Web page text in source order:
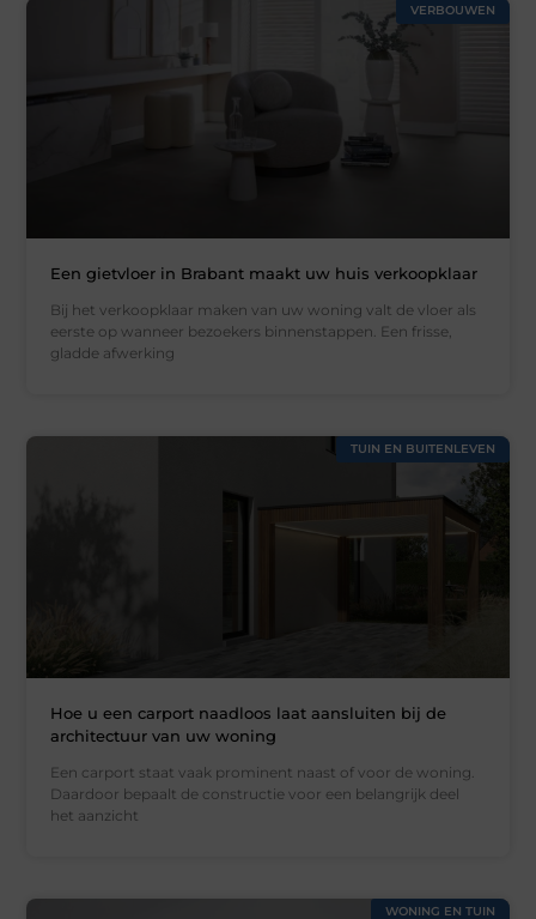
VERBOUWEN
Een gietvloer in Brabant maakt uw huis verkoopklaar
Bij het verkoopklaar maken van uw woning valt de vloer als
eerste op wanneer bezoekers binnenstappen. Een frisse,
gladde afwerking
TUIN EN BUITENLEVEN
Hoe u een carport naadloos laat aansluiten bij de
architectuur van uw woning
Een carport staat vaak prominent naast of voor de woning.
Daardoor bepaalt de constructie voor een belangrijk deel
het aanzicht
WONING EN TUIN